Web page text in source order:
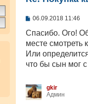
С
о
щ
е
и
06.09.2018 11:46
Спасибо. Ого!
месте смотреть
Или
что бы сын мог
gkir
Админ